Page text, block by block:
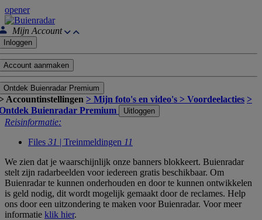
opener
Mijn Account
Inloggen
Account aanmaken
Ontdek Buienradar Premium
Accountinstellingen > Mijn foto's en video's > Voordeelacties >
Buienradar Premium
Uitloggen
Reisinformatie:
Files 31 | Treinmeldingen 11
We zien dat je waarschijnlijk onze banners blokkeert. Buienradar
stelt zijn radarbeelden voor iedereen gratis beschikbaar. Om
Buienradar te kunnen onderhouden en door te kunnen ontwikkelen
is geld nodig, dit wordt mogelijk gemaakt door de reclames. Help
ons door een uitzondering te maken voor Buienradar. Voor meer
informatie klik hier.